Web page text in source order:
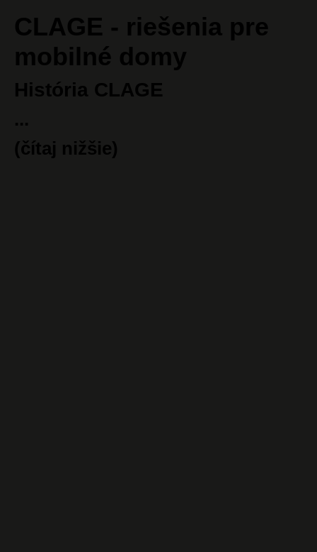
CLAGE - riešenia pre
mobilné domy
História CLAGE
...
(čítaj nižšie)